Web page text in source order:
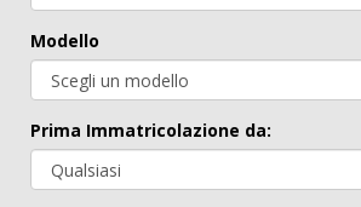
Modello
Prima Immatricolazione da: